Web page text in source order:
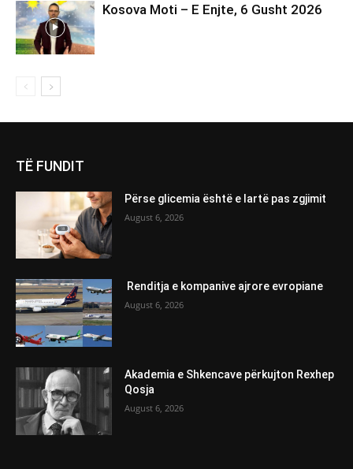
Kosova Moti – E Enjte, 6 Gusht 2026
TË FUNDIT
Përse glicemia është e lartë pas zgjimit
August 6, 2026
Renditja e kompanive ajrore evropiane
August 6, 2026
Akademia e Shkencave përkujton Rexhep
Qosja
August 6, 2026